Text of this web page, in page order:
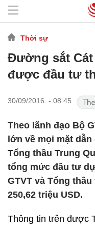
Thời sự
Đường sắt
được đầu tư
30/09/2016 - 08:45
Theo lãnh đạo Bộ
lớn về mọi mặt
Tổng thầu Trung
tổng mức đầu tư
GTVT và Tổng
250,62 triệu USD.
Thông tin trên được